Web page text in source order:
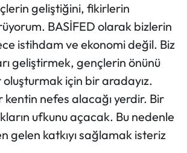
geliştiğini, fikirlerin
BASİFED olarak bizlerin
istihdam ve ekonomi değil. Biz
geliştirmek, gençlerin önünü
için bir aradayız.
nefes alacağı yerdir. Bir
ufkunu açacak. Bu nedenle
gelen katkıyı sağlamak isteriz